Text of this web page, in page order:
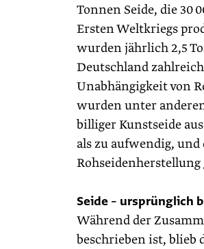
Tonnen Seide, die 30
Ersten Weltkriegs
wurden jährlich 2,5
Deutschland
Unabhängigkeit von
wurden unter
billiger Kunstseide
als zu aufwendig,
Seide – ursprünglich
Während der
beschrieben ist, blieb